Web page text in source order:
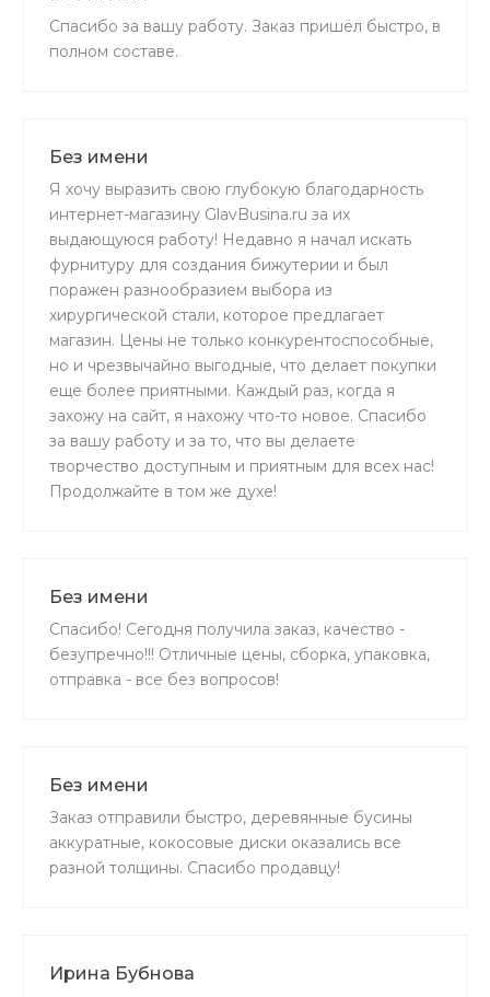
Спасибо за вашу работу. Заказ пришёл быстро, в
полном составе.
Без имени
Я хочу выразить свою глубокую благодарность
интернет-магазину GlavBusina.ru за их
выдающуюся работу! Недавно я начал искать
фурнитуру для создания бижутерии и был
поражен разнообразием выбора из
хирургической стали, которое предлагает
магазин. Цены не только конкурентоспособные,
но и чрезвычайно выгодные, что делает покупки
еще более приятными. Каждый раз, когда я
захожу на сайт, я нахожу что-то новое. Спасибо
за вашу работу и за то, что вы делаете
творчество доступным и приятным для всех нас!
Продолжайте в том же духе!
Без имени
Спасибо! Сегодня получила заказ, качество -
безупречно!!! Отличные цены, сборка, упаковка,
отправка - все без вопросов!
Без имени
Заказ отправили быстро, деревянные бусины
аккуратные, кокосовые диски оказались все
разной толщины. Спасибо продавцу!
Ирина Бубнова